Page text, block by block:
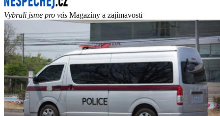
Vybrali jsme pro vás Magazíny a zajímavosti